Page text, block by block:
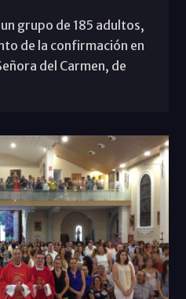
grupo de 185 adultos,
de la confirmación en
del Carmen, de